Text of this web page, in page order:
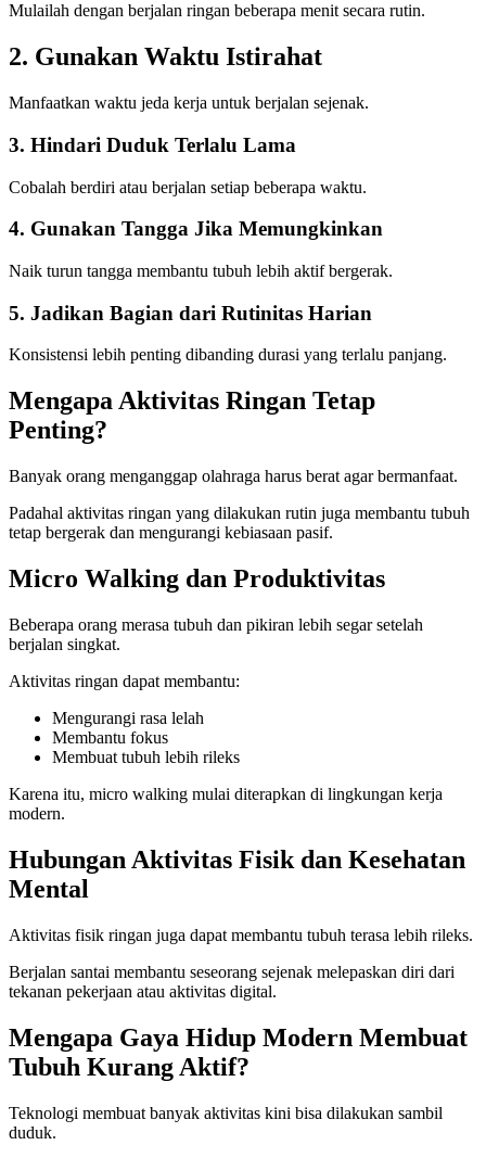
Mulailah dengan berjalan ringan beberapa menit secara rutin.
2. Gunakan Waktu Istirahat
Manfaatkan waktu jeda kerja untuk berjalan sejenak.
3. Hindari Duduk Terlalu Lama
Cobalah berdiri atau berjalan setiap beberapa waktu.
4. Gunakan Tangga Jika Memungkinkan
Naik turun tangga membantu tubuh lebih aktif bergerak.
5. Jadikan Bagian dari Rutinitas Harian
Konsistensi lebih penting dibanding durasi yang terlalu panjang.
Mengapa Aktivitas Ringan Tetap
Penting?
Banyak orang menganggap olahraga harus berat agar bermanfaat.
Padahal aktivitas ringan yang dilakukan rutin juga membantu tubuh
tetap bergerak dan mengurangi kebiasaan pasif.
Micro Walking dan Produktivitas
Beberapa orang merasa tubuh dan pikiran lebih segar setelah
berjalan singkat.
Aktivitas ringan dapat membantu:
Mengurangi rasa lelah
Membantu fokus
Membuat tubuh lebih rileks
Karena itu, micro walking mulai diterapkan di lingkungan kerja
modern.
Hubungan Aktivitas Fisik dan Kesehatan
Mental
Aktivitas fisik ringan juga dapat membantu tubuh terasa lebih rileks.
Berjalan santai membantu seseorang sejenak melepaskan diri dari
tekanan pekerjaan atau aktivitas digital.
Mengapa Gaya Hidup Modern Membuat
Tubuh Kurang Aktif?
Teknologi membuat banyak aktivitas kini bisa dilakukan sambil
duduk.